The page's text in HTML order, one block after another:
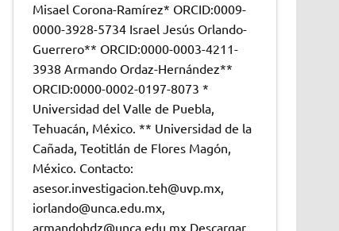
Misael Corona-Ramírez* ORCID:0009-
0000-3928-5734 Israel Jesús Orlando-
Guerrero** ORCID:0000-0003-4211-
3938 Armando Ordaz-Hernández**
ORCID:0000-0002-0197-8073 *
Universidad del Valle de Puebla,
Tehuacán, México. ** Universidad de la
Cañada, Teotitlán de Flores Magón,
México. Contacto:
asesor.investigacion.teh@uvp.mx,
iorlando@unca.edu.mx,
armandohdz@unca.edu.mx Descargar